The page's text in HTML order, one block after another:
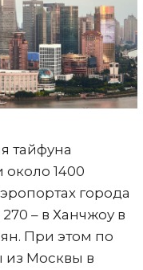
тайфуна
1400
города
– в Ханчжоу в
При этом по
из Москвы в